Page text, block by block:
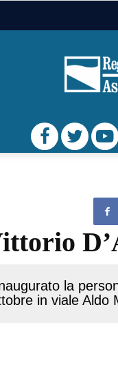
la
in viale Aldo